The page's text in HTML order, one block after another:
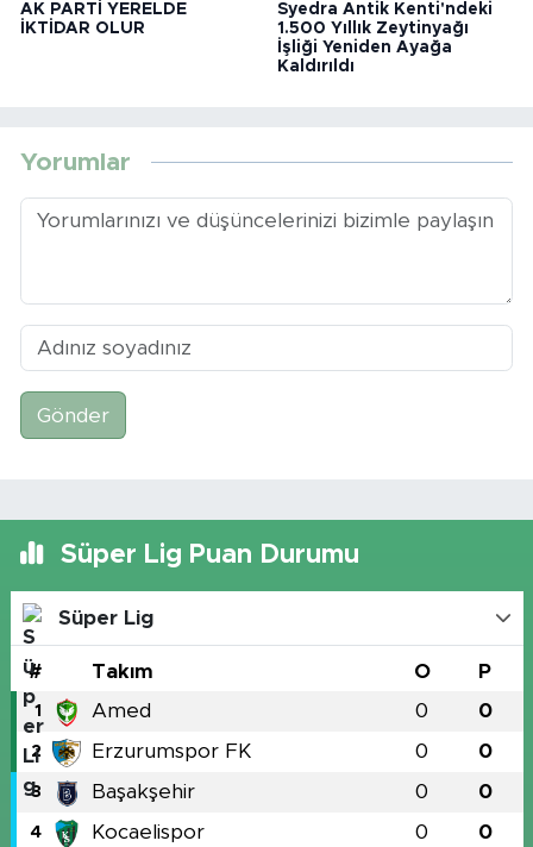
AK PARTİ YERELDE
İKTİDAR OLUR
Syedra Antik Kenti'ndeki
1.500 Yıllık Zeytinyağı
İşliği Yeniden Ayağa
Kaldırıldı
Yorumlar
Gönder
Süper Lig Puan Durumu
Süper Lig
# Takım O P
1 Amed 0 0
2 Erzurumspor FK 0 0
3 Başakşehir 0 0
4 Kocaelispor 0 0